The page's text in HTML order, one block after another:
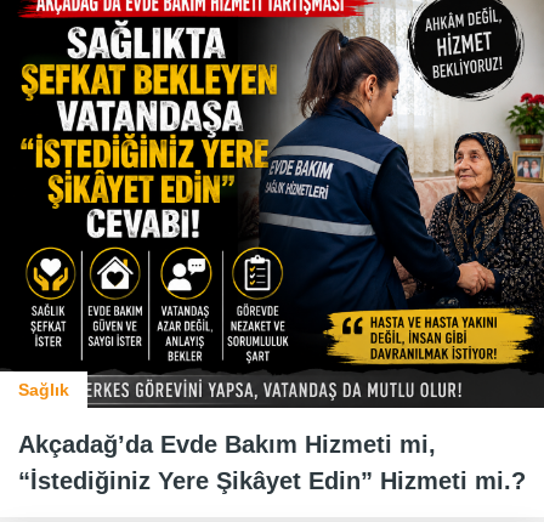
Sağlık
Akçadağ’da Evde Bakım Hizmeti mi,
“İstediğiniz Yere Şikâyet Edin” Hizmeti mi.?